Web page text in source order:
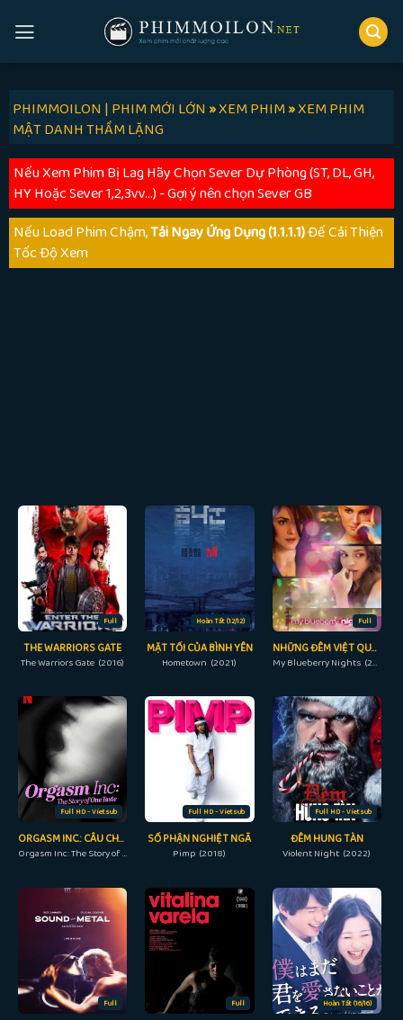
PHIMMOILON | PHIM MỚI LỚN»XEM PHIM»XEM PHIM
MẬT DANH THẦM LẶNG
Nếu Xem Phim Bị Lag Hãy Chọn Sever Dự Phòng (ST, DL, GH,
HY Hoặc Sever 1,2,3vv...) - Gợi ý nên chọn Sever GB
Nếu Load Phim Chậm,Tải Ngay Ứng Dụng (1.1.1.1)Để Cải Thiện
Tốc Độ Xem
Full
THE WARRIORS GATE
The Warriors Gate (2016)
Hoàn Tất (12/12)
MẶT TỐI CỦA BÌNH YÊN
Hometown (2021)
Full
NHỮNG ĐÊM VIỆT QUẤT
My Blueberry Nights (2007)
Full HD - Vietsub
ORGASM INC.: CÂU CHUYỆN VỀ ONETASTE
Orgasm Inc: The Story of OneTaste (2022)
Full HD - Vietsub
SỐ PHẬN NGHIỆT NGÃ
Pimp (2018)
Full HD - Vietsub
ĐÊM HUNG TÀN
Violent Night (2022)
Full Full Hoàn Tất (16/16)